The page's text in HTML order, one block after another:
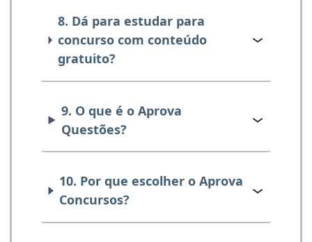
8. Dá para estudar para
concurso com conteúdo
gratuito?
9. O que é o Aprova
Questões?
10. Por que escolher o Aprova
Concursos?